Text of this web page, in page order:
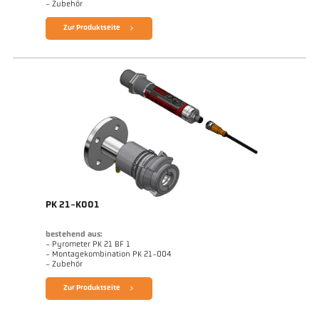
- Zubehör
Zur Produktseite
PK 21-K001
bestehend aus:
- Pyrometer PK 21 BF 1
- Montagekombination PK 21-004
- Zubehör
Zur Produktseite